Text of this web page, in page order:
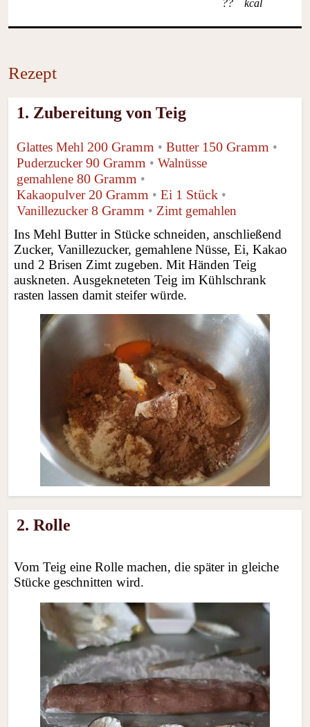
??
kcal
Rezept
1. Zubereitung von Teig
Glattes Mehl 200 Gramm • Butter 150 Gramm •
Puderzucker 90 Gramm • Walnüsse
gemahlene 80 Gramm •
Kakaopulver 20 Gramm • Ei 1 Stück •
Vanillezucker 8 Gramm • Zimt gemahlen
Ins Mehl Butter in Stücke schneiden, anschließend
Zucker, Vanillezucker, gemahlene Nüsse, Ei, Kakao
und 2 Brisen Zimt zugeben. Mit Händen Teig
auskneten. Ausgekneteten Teig im Kühlschrank
rasten lassen damit steifer würde.
2. Rolle
Vom Teig eine Rolle machen, die später in gleiche
Stücke geschnitten wird.